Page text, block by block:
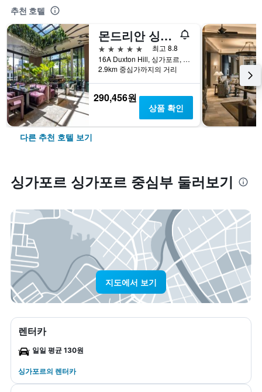
추천 호텔
몬드리안 싱가포르 덕스턴
5성급
최고 8.8
16A Duxton Hill, 싱가포르, 싱가포르
2.9km 중심가까지의 거리
290,456원
상품 확인
다른 추천 호텔 보기
싱가포르 싱가포르 중심부 둘러보기
지도에서 보기
렌터카
일일 평균 130원
싱가포르​의 렌터카